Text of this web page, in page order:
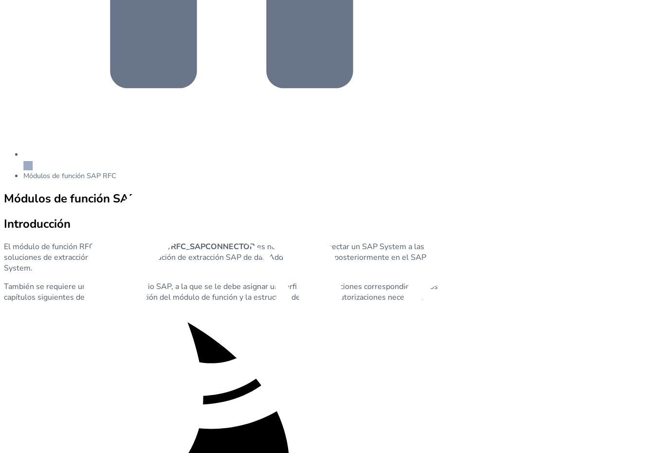
Módulos de función SAP RFC
Módulos de función SAP RFC
Introducción
El módulo de función RFC certificado /DABEXP/RFC_SAPCONNECTOR es necesario para conectar un SAP System a las
soluciones de extracción SAP de dab. La solución de extracción SAP de dab Add-On se instala posteriormente en el SAP
System.
También se requiere una cuenta de usuario SAP, a la que se le debe asignar un perfil de autorizaciones correspondiente. Los
capítulos siguientes describen la instalación del módulo de función y la estructura del perfil de autorizaciones necesario.